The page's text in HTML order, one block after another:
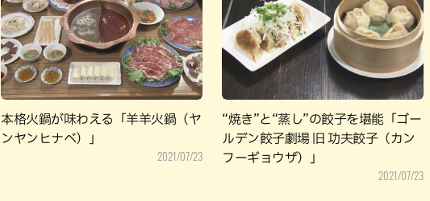
パン カレー
ハンバーガー タコス・タコライス
本格火鍋が味わえる「羊羊火鍋（ヤ
ンヤンヒナベ）」
2021/07/23
“焼き”と“蒸し”の餃子を堪能「ゴー
ルデン餃子劇場 旧 功夫餃子（カン
フーギョウザ）」
2021/07/23